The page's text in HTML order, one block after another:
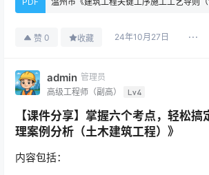
赞 0 收藏 24年10月27日
admin 管理员
高级工程师（副高）
Lv4
【课件分享】掌握六个考点，轻松搞
理案例分析（土木建筑工程）》
内容包括：